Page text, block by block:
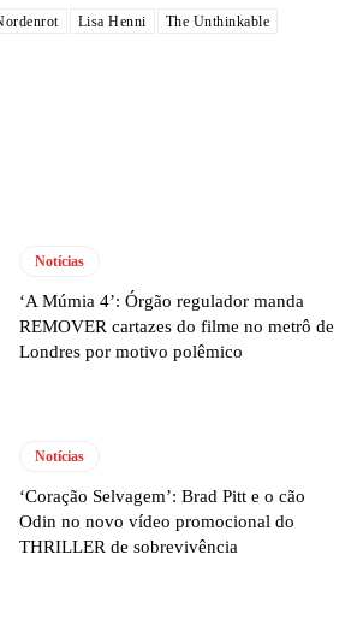
Lisa Henni
The Unthinkable
Notícias
‘A Múmia 4’: Órgão regulador manda
REMOVER cartazes do filme no metrô de
Londres por motivo polêmico
Notícias
‘Coração Selvagem’: Brad Pitt e o cão
Odin no novo vídeo promocional do
THRILLER de sobrevivência